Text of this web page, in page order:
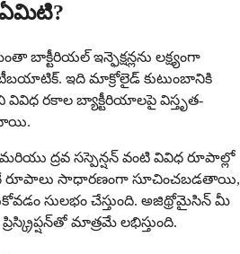
ఇన్ఫెక్షన్లను లక్ష్యంగా
ఇది మాక్రోలైడ్ కుటుంబానికి
రకాల బ్యాక్టీరియాలపై విస్తృత-
ద్రవ సస్పెన్షన్ వంటి వివిధ రూపాల్లో
రూపాలు సాధారణంగా సూచించబడతాయి,
సులభం చేస్తుంది. అజిథ్రోమైసిన్ మీ
మాత్రమే లభిస్తుంది.